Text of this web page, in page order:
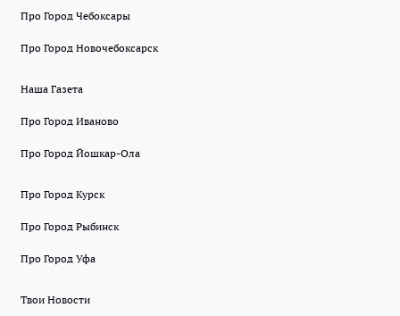
Про Город Чебоксары
Про Город Новочебоксарск
Наша Газета
Про Город Иваново
Про Город Йошкар-Ола
Про Город Курск
Про Город Рыбинск
Про Город Уфа
Твои Новости